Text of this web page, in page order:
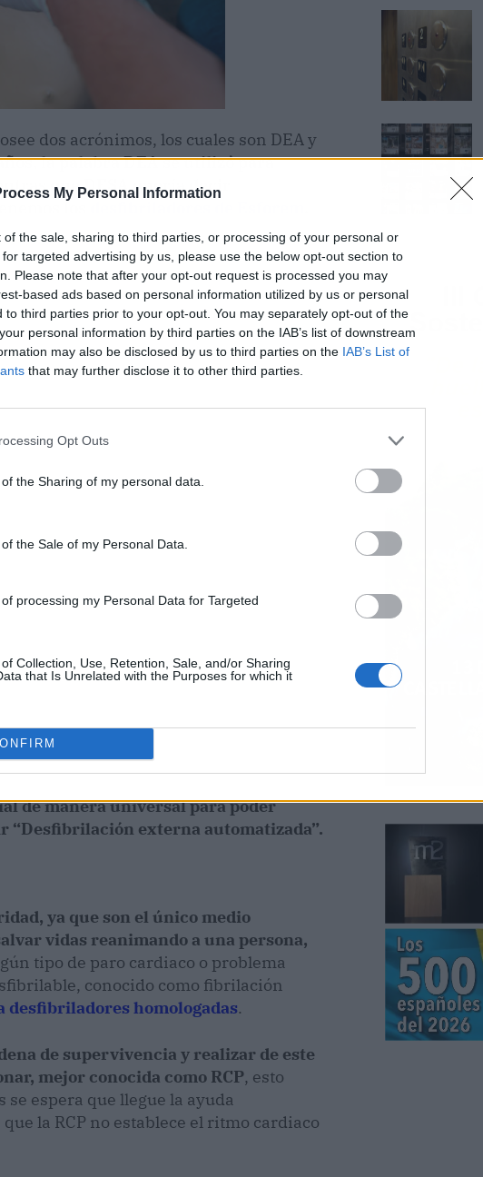
My Personal Information
of the sale, sharing to third parties, or processing of your personal or
targeted advertising by us, please use the below opt-out section to
Please note that after your opt-out request is processed you may
based ads based on personal information utilized by us or personal
to third parties prior to your opt-out. You may separately opt-out of the
personal information by third parties on the IAB’s list of downstream
may also be disclosed by us to third parties on the IAB’s List of
that may further disclose it to other third parties.
Opt Outs
the Sharing of my personal data.
the Sale of my Personal Data.
processing my Personal Data for Targeted
Collection, Use, Retention, Sale, and/or Sharing
that Is Unrelated with the Purposes for which it
dos acrónimos, los cuales son DEA y
la palabra DEA se utilizó para
que DESA quería decir
los
de manera universal para poder
“Desfibrilación externa automatizada”.
ya que son el único medio
vidas reanimando a una persona,
tipo de paro cardiaco o problema
conocido como fibrilación
desfibriladores homologadas.
de supervivencia y realizar de este
mejor conocida como RCP, esto
espera que llegue la ayuda
la RCP no establece el ritmo cardiaco